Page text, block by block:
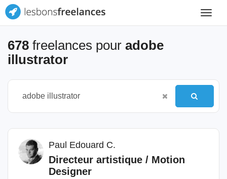
Toggle
678 freelances pour adobe
illustrator
Paul Edouard C.
Directeur artistique / Motion
Designer